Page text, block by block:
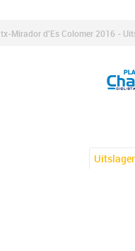
Mirador d'Es Colomer 2016 -